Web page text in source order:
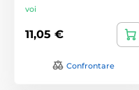
voi
11,05 €
Confrontare